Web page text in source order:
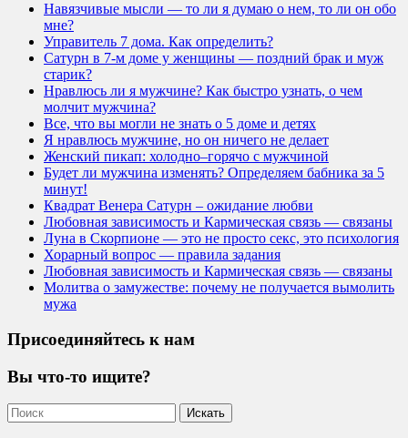
Навязчивые мысли — то ли я думаю о нем, то ли он обо
мне?
Управитель 7 дома. Как определить?
Сатурн в 7-м доме у женщины — поздний брак и муж
старик?
Нравлюсь ли я мужчине? Как быстро узнать, о чем
молчит мужчина?
Все, что вы могли не знать о 5 доме и детях
Я нравлюсь мужчине, но он ничего не делает
Женский пикап: холодно–горячо с мужчиной
Будет ли мужчина изменять? Определяем бабника за 5
минут!
Квадрат Венера Сатурн – ожидание любви
Любовная зависимость и Кармическая связь — связаны
Луна в Скорпионе — это не просто секс, это психология
Хорарный вопрос — правила задания
Любовная зависимость и Кармическая связь — связаны
Молитва о замужестве: почему не получается вымолить
мужа
Присоединяйтесь к нам
Вы что-то ищите?